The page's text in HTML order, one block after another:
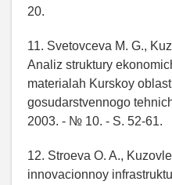
20.
11. Svetovceva M. G.,
Analiz struktury
materialah Kurskoy
gosudarstvennogo
2003. - № 10. - S. 52-61.
12. Stroeva O. A.,
innovacionnoy